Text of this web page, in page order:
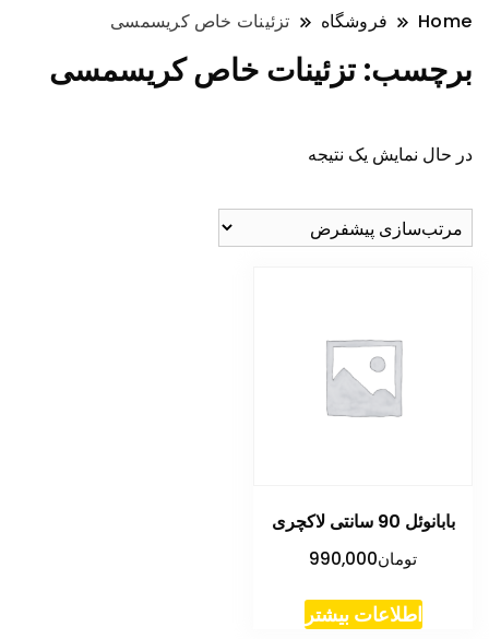
Home فروشگاه تزئینات خاص کریسمسی
برچسب: تزئینات خاص کریسمسی
در حال نمایش یک نتیجه
بابانوئل 90 سانتی لاکچری
تومان990,000
اطلاعات بیشتر